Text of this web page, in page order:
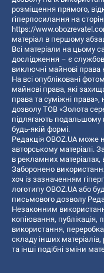
розміщення прямого,
гіперпосилання на
https://
матеріал в першому
Всі матеріали на цьому
дослідження – є
виключні майнові права
На всі опубліковані
майнові права, які
права та суміжні
дозволу ТОВ «Золота
підлягають
будь-якій формі.
Редакція OBOZ.UA може
авторському матеріалі.
в рекламних матеріалах,
Заборонено
хоч із зазначенням
логотипу OBOZ.UA або
письмового дозволу
Незаконним
копiювання, публiкацiя,
використання,
складу інших
та інші подібні зміни